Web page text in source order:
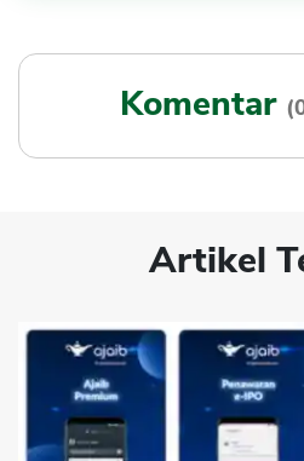
Komentar
Artikel